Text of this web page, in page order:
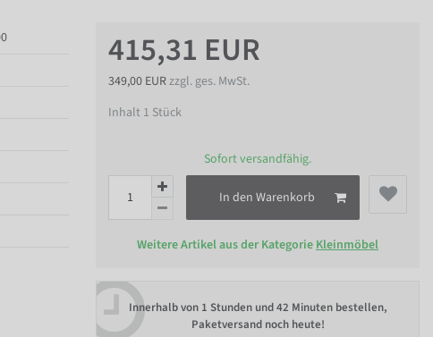
415,31 EUR
349,00 EURzzgl. ges. MwSt.
Inhalt 1 Stück
Sofort versandfähig.
In den Warenkorb
Weitere Artikel aus der KategorieKleinmöbel
Innerhalb von 1 Stunden und 42 Minuten bestellen,
Paketversand noch heute!